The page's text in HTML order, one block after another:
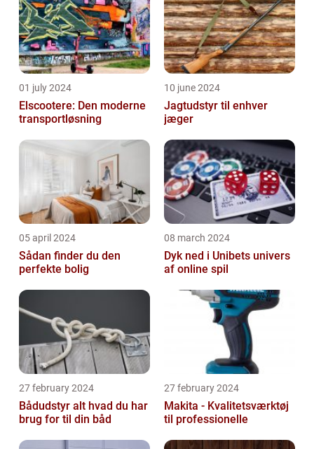
01 july 2024
Elscootere: Den moderne
transportløsning
10 june 2024
Jagtudstyr til enhver
jæger
05 april 2024
Sådan finder du den
perfekte bolig
08 march 2024
Dyk ned i Unibets univers
af online spil
27 february 2024
Bådudstyr alt hvad du har
brug for til din båd
27 february 2024
Makita - Kvalitetsværktøj
til professionelle